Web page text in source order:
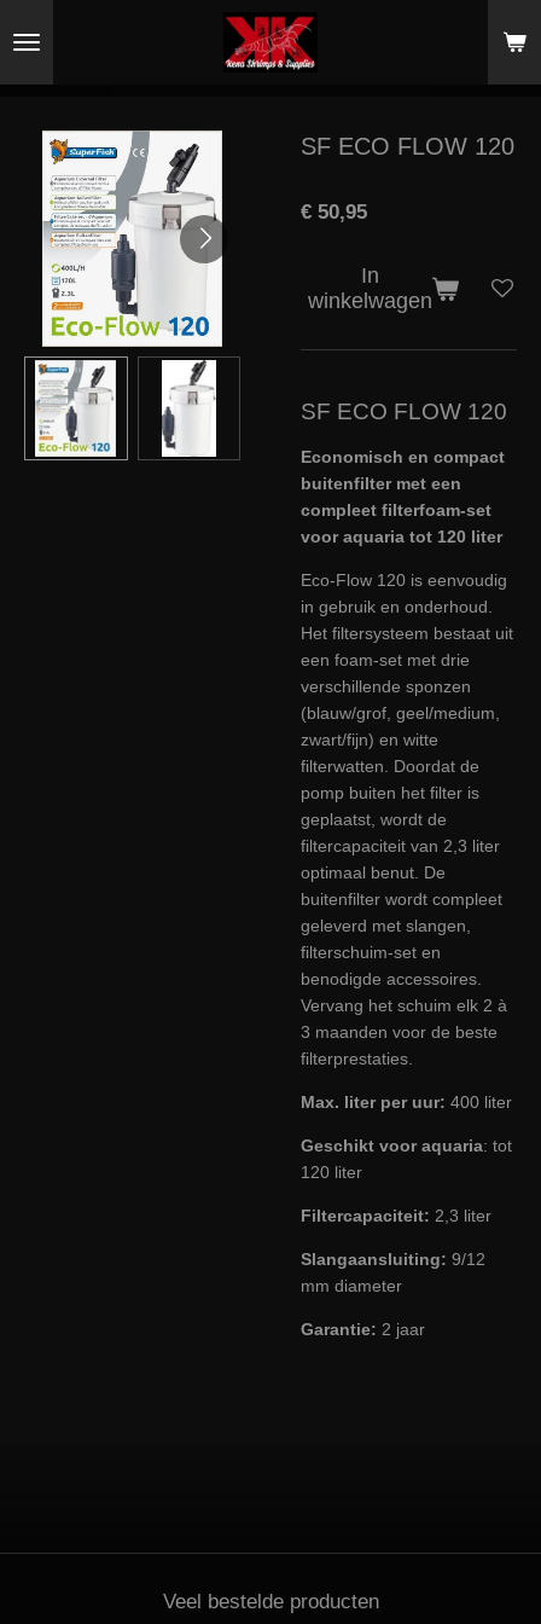
direct
hoofdinhoud
SF ECO FLOW 120
€ 50,95
In
winkelwagen
SF ECO FLOW 120
Economisch en compact
buitenfilter met een
compleet filterfoam-set
voor aquaria tot 120 liter
Eco-Flow 120 is eenvoudig
in gebruik en onderhoud.
Het filtersysteem bestaat uit
een foam-set met drie
verschillende sponzen
(blauw/grof, geel/medium,
zwart/fijn) en witte
filterwatten. Doordat de
pomp buiten het filter is
geplaatst, wordt de
filtercapaciteit van 2,3 liter
optimaal benut. De
buitenfilter wordt compleet
geleverd met slangen,
filterschuim-set en
benodigde accessoires.
Vervang het schuim elk 2 à
3 maanden voor de beste
filterprestaties.
Max. liter per uur: 400 liter
Geschikt voor aquaria: tot
120 liter
Filtercapaciteit: 2,3 liter
Slangaansluiting: 9/12
mm diameter
Garantie: 2 jaar
Veel bestelde producten